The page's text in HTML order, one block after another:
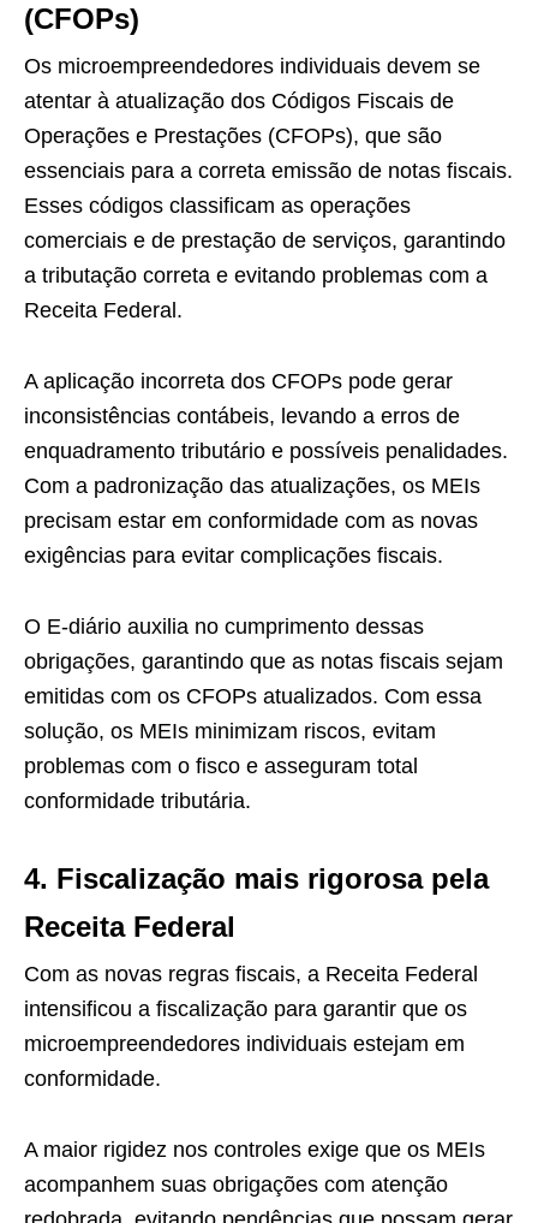
(CFOPs)
Os microempreendedores individuais devem se
atentar à atualização dos Códigos Fiscais de
Operações e Prestações (CFOPs), que são
essenciais para a correta emissão de notas fiscais.
Esses códigos classificam as operações
comerciais e de prestação de serviços, garantindo
a tributação correta e evitando problemas com a
Receita Federal.
A aplicação incorreta dos CFOPs pode gerar
inconsistências contábeis, levando a erros de
enquadramento tributário e possíveis penalidades.
Com a padronização das atualizações, os MEIs
precisam estar em conformidade com as novas
exigências para evitar complicações fiscais.
O E-diário auxilia no cumprimento dessas
obrigações, garantindo que as notas fiscais sejam
emitidas com os CFOPs atualizados. Com essa
solução, os MEIs minimizam riscos, evitam
problemas com o fisco e asseguram total
conformidade tributária.
4. Fiscalização mais rigorosa pela
Receita Federal
Com as novas regras fiscais, a Receita Federal
intensificou a fiscalização para garantir que os
microempreendedores individuais estejam em
conformidade.
A maior rigidez nos controles exige que os MEIs
acompanhem suas obrigações com atenção